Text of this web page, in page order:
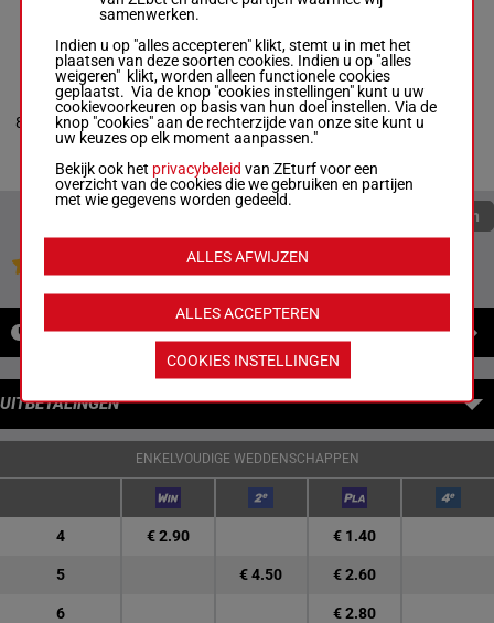
8
GARIBALDI
Lebouc Hug.-
Boisnard J.
Box: 3 -R/4 -56
Debuut
R/456 kg Debuut 3
Quoteringen verversen
Jouw favoriete paarden
NIEUWS
UITBETALINGEN
ENKELVOUDIGE WEDDENSCHAPPEN
4 € 2.90 € 1.40
5 € 4.50 € 2.60
6 € 2.80
samenwerken.
Indien u op "alles accepteren" klikt, stemt u in met het
plaatsen van deze soorten cookies. Indien u op "alles
weigeren" klikt, worden alleen functionele cookies
geplaatst. Via de knop "cookies instellingen" kunt u uw
cookievoorkeuren op basis van hun doel instellen. Via de
knop "cookies" aan de rechterzijde van onze site kunt u
uw keuzes op elk moment aanpassen."
Bekijk ook het privacybeleid van ZEturf voor een
overzicht van de cookies die we gebruiken en partijen
met wie gegevens worden gedeeld.
ALLES ACCEPTEREN
ALLES AFWIJZEN
COOKIES INSTELLINGEN